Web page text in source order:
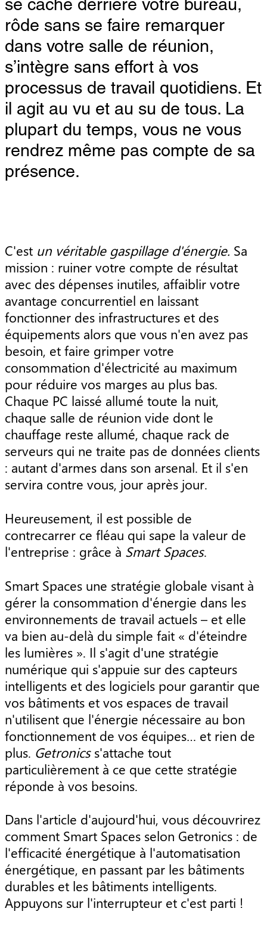
se cache derrière votre bureau,
rôde sans se faire remarquer
dans votre salle de réunion,
s’intègre sans effort à vos
processus de travail quotidiens. Et
il agit au vu et au su de tous. La
plupart du temps, vous ne vous
rendrez même pas compte de sa
présence.
C'est un véritable gaspillage d'énergie. Sa
mission : ruiner votre compte de résultat
avec des dépenses inutiles, affaiblir votre
avantage concurrentiel en laissant
fonctionner des infrastructures et des
équipements alors que vous n'en avez pas
besoin, et faire grimper votre
consommation d'électricité au maximum
pour réduire vos marges au plus bas.
Chaque PC laissé allumé toute la nuit,
chaque salle de réunion vide dont le
chauffage reste allumé, chaque rack de
serveurs qui ne traite pas de données clients
: autant d'armes dans son arsenal. Et il s'en
servira contre vous, jour après jour.
Heureusement, il est possible de
contrecarrer ce fléau qui sape la valeur de
l'entreprise : grâce à Smart Spaces.
Smart Spaces une stratégie globale visant à
gérer la consommation d'énergie dans les
environnements de travail actuels – et elle
va bien au-delà du simple fait « d'éteindre
les lumières ». Il s'agit d'une stratégie
numérique qui s'appuie sur des capteurs
intelligents et des logiciels pour garantir que
vos bâtiments et vos espaces de travail
n'utilisent que l'énergie nécessaire au bon
fonctionnement de vos équipes… et rien de
plus. Getronicss'attache tout
particulièrement à ce que cette stratégie
réponde à vos besoins.
Dans l'article d'aujourd'hui, vous découvrirez
comment Smart Spaces selon Getronics : de
l'efficacité énergétique à l'automatisation
énergétique, en passant par les bâtiments
durables et les bâtiments intelligents.
Appuyons sur l'interrupteur et c'est parti !